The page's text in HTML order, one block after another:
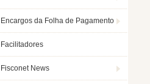
Encargos da Folha de Pagamento
Facilitadores
Fisconet News